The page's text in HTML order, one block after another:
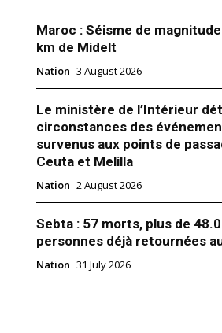
Doukkali doit démissionner
la Santé, Anas Doukkali, a
jours la presse
quelques professionnels du
pour leur présenter son « bilan
«réalisations » de son
J’ai beaucoup apprécié le
Maroc : Séisme de
km de Midelt
Nation 3 August 2026
Le ministère de l’Intérieur
circonstances des
survenus aux points de
Ceuta et Melilla
Nation 2 August 2026
Sebta : 57 morts, plus de
personnes déjà retournées
Nation 31 July 2026